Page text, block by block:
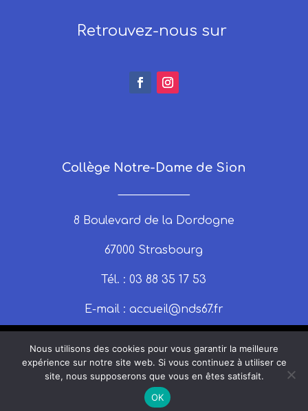
Retrouvez-nous sur
Collège Notre-Dame de Sion
8 Boulevard de la Dordogne
67000 Strasbourg
Tél. : 03 88 35 17 53
E-mail : accueil@nds67.fr
© 2025 nds67 | Un site produit par Claire
Mentions légales
Nous utilisons des cookies pour vous garantir la meilleure
expérience sur notre site web. Si vous continuez à utiliser ce
site, nous supposerons que vous en êtes satisfait.
OK